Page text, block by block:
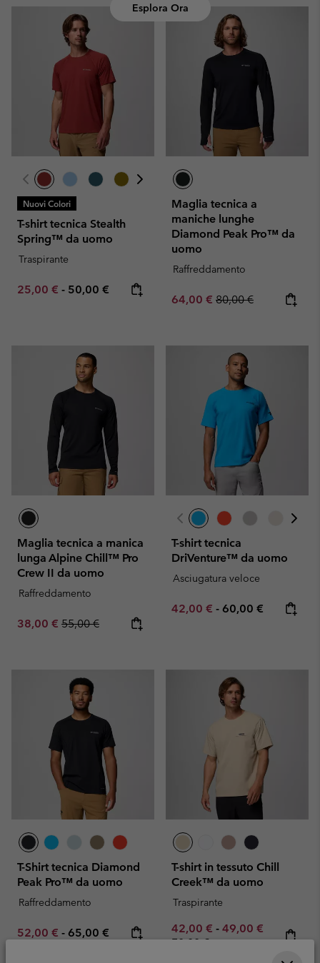
Esplora Ora
Nuovi Colori
T-shirt tecnica Stealth
Spring™ da uomo
Traspirante
Minimum sale price:
25,00 € - Maximum price:
50,00 €
Maglia tecnica a
maniche lunghe
Diamond Peak Pro™ da
uomo
Raffreddamento
Sale price:
64,00 € Regular price:
80,00 €
Maglia tecnica a manica
lunga Alpine Chill™ Pro
Crew II da uomo
Raffreddamento
Sale price:
38,00 € Regular price:
55,00 €
T-shirt tecnica
DriVenture™ da uomo
Asciugatura veloce
Minimum sale price:
42,00 € - Maximum price:
60,00 €
T-Shirt tecnica Diamond
Peak Pro™ da uomo
Raffreddamento
Minimum sale price:
52,00 € - Maximum price:
65,00 €
T-shirt in tessuto Chill
Creek™ da uomo
Traspirante
Minimum sale price:
42,00 € - Maximum sale
49,00 € Regular
70,00 €